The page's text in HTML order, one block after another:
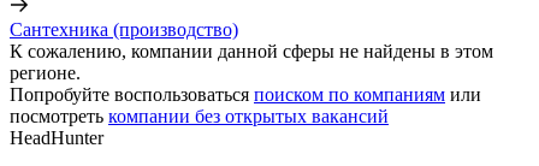
Сантехника (производство)
К сожалению, компании данной сферы не найдены в этом
регионе.
Попробуйте воспользоваться поиском по компаниям или
посмотреть компании без открытых вакансий
HeadHunter